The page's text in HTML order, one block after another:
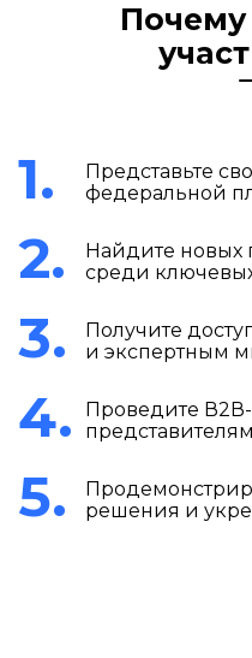
Почему
Представьте
федеральной
Найдите новых
среди
Получите
и экспертным
Проведите
решения и